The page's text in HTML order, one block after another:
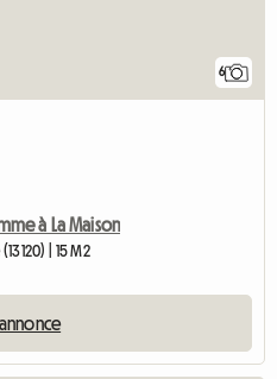
6
à La Maison
| 15 M2